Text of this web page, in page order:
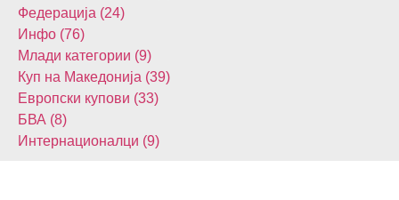
Федерација (24)
Инфо (76)
Млади категории (9)
Куп на Македонија (39)
Европски купови (33)
БВА (8)
Интернационалци (9)